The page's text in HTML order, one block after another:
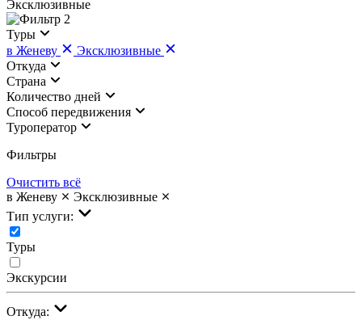
Эксклюзивные
2
Туры
в Женеву
Эксклюзивные
Откуда
Страна
Количество дней
Cпособ передвижения
Туроператор
Фильтры
Очистить всё
в Женеву
Эксклюзивные
Тип услуги:
Туры
Экскурсии
Откуда: